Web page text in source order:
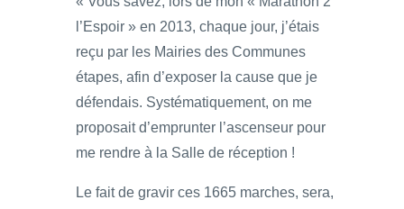
l’Espoir » en 2013, chaque jour, j’étais
reçu par les Mairies des Communes
étapes, afin d’exposer la cause que je
défendais. Systématiquement, on me
proposait d’emprunter l’ascenseur pour
me rendre à la Salle de réception !
Le fait de gravir ces 1665 marches, sera,